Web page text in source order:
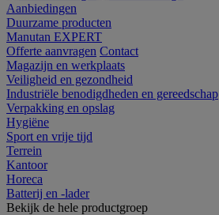
Aanbiedingen
Duurzame producten
Manutan EXPERT
Offerte aanvragen Contact
Magazijn en werkplaats
Veiligheid en gezondheid
Industriële benodigdheden en gereedschap
Verpakking en opslag
Hygiëne
Sport en vrije tijd
Terrein
Kantoor
Horeca
Batterij en -lader
Bekijk de hele productgroep